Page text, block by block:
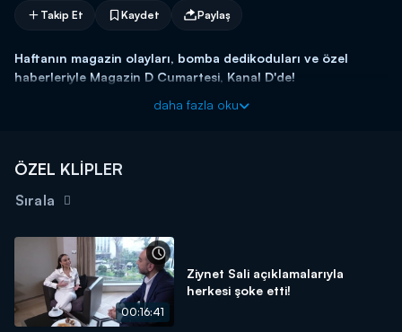
Takip Et Kaydet Paylaş
Haftanın magazin olayları, bomba dedikoduları ve özel
haberleriyle Magazin D Cumartesi, Kanal D'de!
daha fazla oku
ÖZEL KLİPLER
Sırala
00:16:41
Ziynet Sali açıklamalarıyla
herkesi şoke etti!